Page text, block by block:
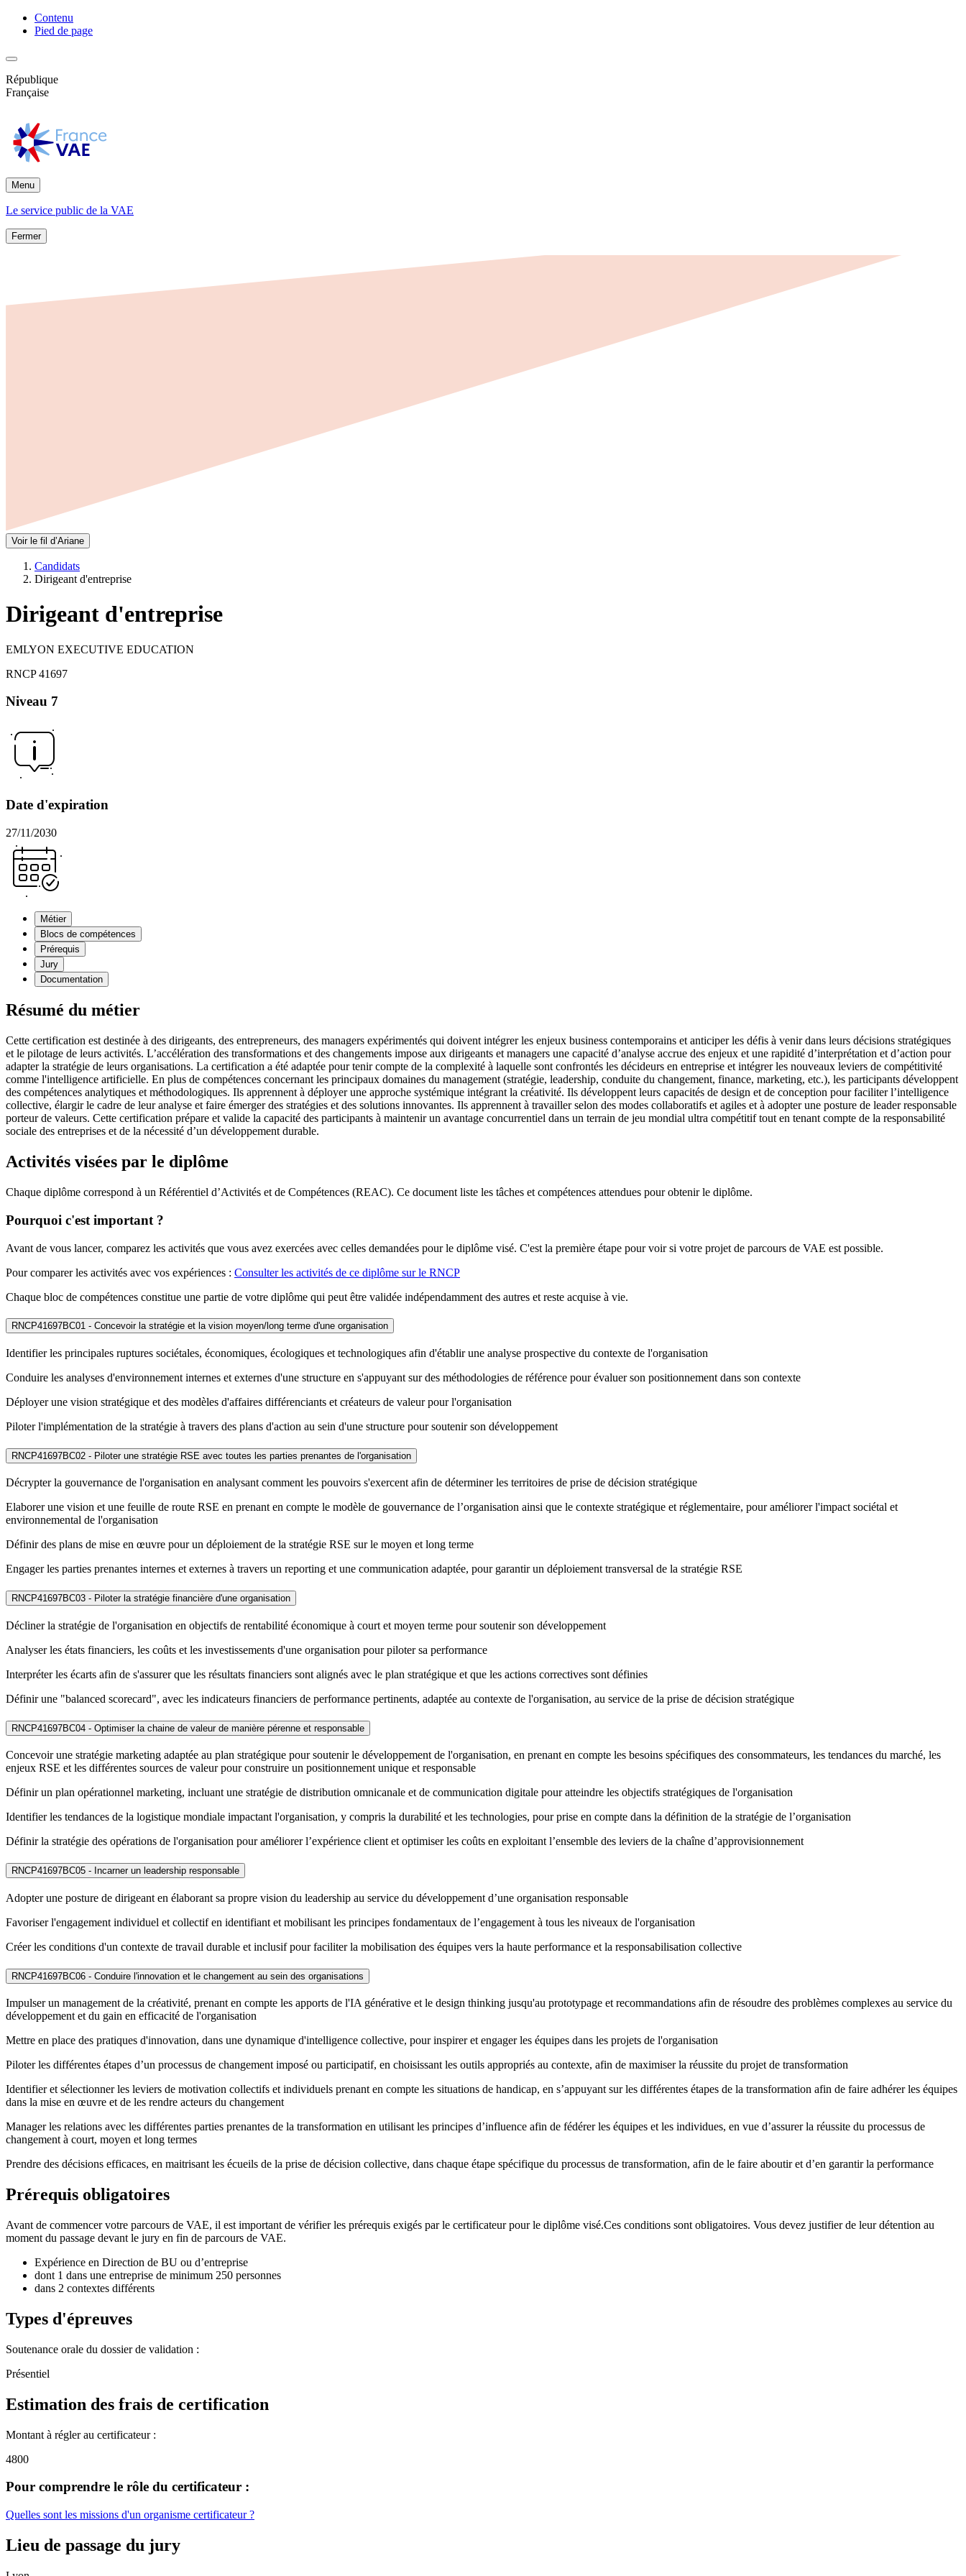
Contenu
Pied de page
République
Française
Menu
Le service public de la VAE
Fermer
Voir le fil d’Ariane
Candidats
Dirigeant d'entreprise
Dirigeant d'entreprise
EMLYON EXECUTIVE EDUCATION
RNCP 41697
Niveau 7
Date d'expiration
27/11/2030
Métier
Blocs de compétences
Prérequis
Jury
Documentation
Résumé du métier
Cette certification est destinée à des dirigeants, des entrepreneurs, des managers expérimentés qui doivent intégrer les enjeux business contemporains et anticiper les défis à venir dans leurs décisions stratégiques
et le pilotage de leurs activités. L’accélération des transformations et des changements impose aux dirigeants et managers une capacité d’analyse accrue des enjeux et une rapidité d’interprétation et d’action pour
adapter la stratégie de leurs organisations. La certification a été adaptée pour tenir compte de la complexité à laquelle sont confrontés les décideurs en entreprise et intégrer les nouveaux leviers de compétitivité
comme l'intelligence artificielle. En plus de compétences concernant les principaux domaines du management (stratégie, leadership, conduite du changement, finance, marketing, etc.), les participants développent
des compétences analytiques et méthodologiques. Ils apprennent à déployer une approche systémique intégrant la créativité. Ils développent leurs capacités de design et de conception pour faciliter l’intelligence
collective, élargir le cadre de leur analyse et faire émerger des stratégies et des solutions innovantes. Ils apprennent à travailler selon des modes collaboratifs et agiles et à adopter une posture de leader responsable
porteur de valeurs. Cette certification prépare et valide la capacité des participants à maintenir un avantage concurrentiel dans un terrain de jeu mondial ultra compétitif tout en tenant compte de la responsabilité
sociale des entreprises et de la nécessité d’un développement durable.
Activités visées par le diplôme
Chaque diplôme correspond à un Référentiel d’Activités et de Compétences (REAC). Ce document liste les tâches et compétences attendues pour obtenir le diplôme.
Pourquoi c'est important ?
Avant de vous lancer, comparez les activités que vous avez exercées avec celles demandées pour le diplôme visé. C'est la première étape pour voir si votre projet de parcours de VAE est possible.
Pour comparer les activités avec vos expériences : Consulter les activités de ce diplôme sur le RNCP
Chaque bloc de compétences constitue une partie de votre diplôme qui peut être validée indépendamment des autres et reste acquise à vie.
RNCP41697BC01 - Concevoir la stratégie et la vision moyen/long terme d'une organisation
Identifier les principales ruptures sociétales, économiques, écologiques et technologiques afin d'établir une analyse prospective du contexte de l'organisation
Conduire les analyses d'environnement internes et externes d'une structure en s'appuyant sur des méthodologies de référence pour évaluer son positionnement dans son contexte
Déployer une vision stratégique et des modèles d'affaires différenciants et créateurs de valeur pour l'organisation
Piloter l'implémentation de la stratégie à travers des plans d'action au sein d'une structure pour soutenir son développement
RNCP41697BC02 - Piloter une stratégie RSE avec toutes les parties prenantes de l'organisation
Décrypter la gouvernance de l'organisation en analysant comment les pouvoirs s'exercent afin de déterminer les territoires de prise de décision stratégique
Elaborer une vision et une feuille de route RSE en prenant en compte le modèle de gouvernance de l’organisation ainsi que le contexte stratégique et réglementaire, pour améliorer l'impact sociétal et
environnemental de l'organisation
Définir des plans de mise en œuvre pour un déploiement de la stratégie RSE sur le moyen et long terme
Engager les parties prenantes internes et externes à travers un reporting et une communication adaptée, pour garantir un déploiement transversal de la stratégie RSE
RNCP41697BC03 - Piloter la stratégie financière d'une organisation
Décliner la stratégie de l'organisation en objectifs de rentabilité économique à court et moyen terme pour soutenir son développement
Analyser les états financiers, les coûts et les investissements d'une organisation pour piloter sa performance
Interpréter les écarts afin de s'assurer que les résultats financiers sont alignés avec le plan stratégique et que les actions correctives sont définies
Définir une "balanced scorecard", avec les indicateurs financiers de performance pertinents, adaptée au contexte de l'organisation, au service de la prise de décision stratégique
RNCP41697BC04 - Optimiser la chaine de valeur de manière pérenne et responsable
Concevoir une stratégie marketing adaptée au plan stratégique pour soutenir le développement de l'organisation, en prenant en compte les besoins spécifiques des consommateurs, les tendances du marché, les
enjeux RSE et les différentes sources de valeur pour construire un positionnement unique et responsable
Définir un plan opérationnel marketing, incluant une stratégie de distribution omnicanale et de communication digitale pour atteindre les objectifs stratégiques de l'organisation
Identifier les tendances de la logistique mondiale impactant l'organisation, y compris la durabilité et les technologies, pour prise en compte dans la définition de la stratégie de l’organisation
Définir la stratégie des opérations de l'organisation pour améliorer l’expérience client et optimiser les coûts en exploitant l’ensemble des leviers de la chaîne d’approvisionnement
RNCP41697BC05 - Incarner un leadership responsable
Adopter une posture de dirigeant en élaborant sa propre vision du leadership au service du développement d’une organisation responsable
Favoriser l'engagement individuel et collectif en identifiant et mobilisant les principes fondamentaux de l’engagement à tous les niveaux de l'organisation
Créer les conditions d'un contexte de travail durable et inclusif pour faciliter la mobilisation des équipes vers la haute performance et la responsabilisation collective
RNCP41697BC06 - Conduire l'innovation et le changement au sein des organisations
Impulser un management de la créativité, prenant en compte les apports de l'IA générative et le design thinking jusqu'au prototypage et recommandations afin de résoudre des problèmes complexes au service du
développement et du gain en efficacité de l'organisation
Mettre en place des pratiques d'innovation, dans une dynamique d'intelligence collective, pour inspirer et engager les équipes dans les projets de l'organisation
Piloter les différentes étapes d’un processus de changement imposé ou participatif, en choisissant les outils appropriés au contexte, afin de maximiser la réussite du projet de transformation
Identifier et sélectionner les leviers de motivation collectifs et individuels prenant en compte les situations de handicap, en s’appuyant sur les différentes étapes de la transformation afin de faire adhérer les équipes
dans la mise en œuvre et de les rendre acteurs du changement
Manager les relations avec les différentes parties prenantes de la transformation en utilisant les principes d’influence afin de fédérer les équipes et les individues, en vue d’assurer la réussite du processus de
changement à court, moyen et long termes
Prendre des décisions efficaces, en maitrisant les écueils de la prise de décision collective, dans chaque étape spécifique du processus de transformation, afin de le faire aboutir et d’en garantir la performance
Prérequis obligatoires
Avant de commencer votre parcours de VAE, il est important de vérifier les prérequis exigés par le certificateur pour le diplôme visé.Ces conditions sont obligatoires. Vous devez justifier de leur détention au
moment du passage devant le jury en fin de parcours de VAE.
Expérience en Direction de BU ou d’entreprise
dont 1 dans une entreprise de minimum 250 personnes
dans 2 contextes différents
Types d'épreuves
Soutenance orale du dossier de validation :
Présentiel
Estimation des frais de certification
Montant à régler au certificateur :
4800
Pour comprendre le rôle du certificateur :
Quelles sont les missions d'un organisme certificateur ?
Lieu de passage du jury